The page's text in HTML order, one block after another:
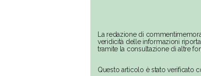
La redazione di
veridicità delle informazioni
tramite la consultazione di altre
Questo articolo è stato verificato